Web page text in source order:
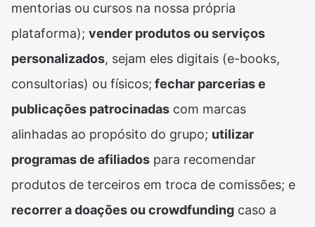
mentorias ou cursos na nossa própria
plataforma); vender produtos ou serviços
personalizados, sejam eles digitais (e-books,
consultorias) ou físicos; fechar parcerias e
publicações patrocinadas com marcas
alinhadas ao propósito do grupo; utilizar
programas de afiliados para recomendar
produtos de terceiros em troca de comissões; e
recorrer a doações ou crowdfunding caso a